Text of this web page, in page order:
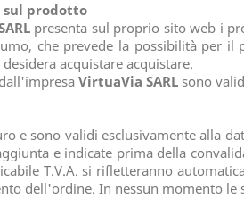
sul prodotto
presenta sul proprio sito web i
che prevede la possibilità per
acquistare acquistare.
VirtuaVia SARL sono
e sono validi esclusivamente alla
e indicate prima della
T.V.A. si rifletteranno
dell'ordine. In nessun momento